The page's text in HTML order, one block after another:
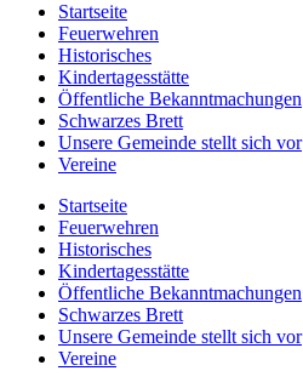
Startseite
Feuerwehren
Historisches
Kindertagesstätte
Öffentliche Bekanntmachungen
Schwarzes Brett
Unsere Gemeinde stellt sich vor
Vereine
Startseite
Feuerwehren
Historisches
Kindertagesstätte
Öffentliche Bekanntmachungen
Schwarzes Brett
Unsere Gemeinde stellt sich vor
Vereine